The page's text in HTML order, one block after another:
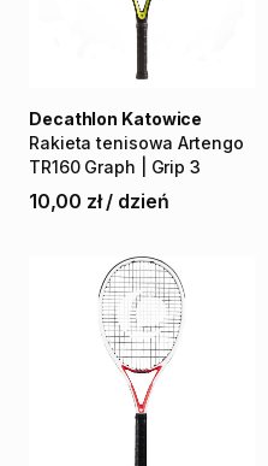
Rakieta tenisowa Artengo
TR160 Graph Grip 3
Decathlon Katowice
10,00 zł / dzień